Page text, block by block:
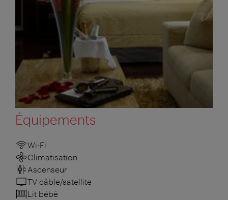
Équipements
Wi-Fi
Climatisation
Ascenseur
TV câble/satellite
Lit bébé